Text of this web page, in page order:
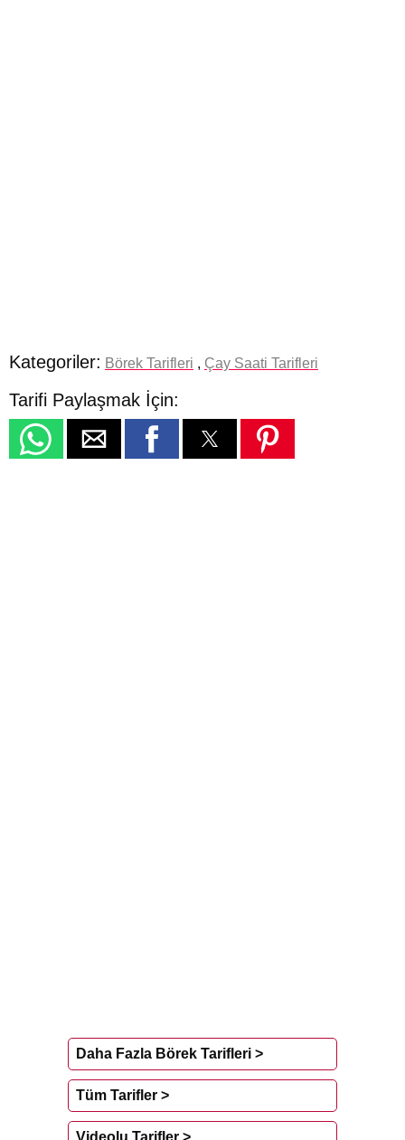
Kategoriler: Börek Tarifleri , Çay Saati Tarifleri
Tarifi Paylaşmak İçin:
Daha Fazla Börek Tarifleri >
Tüm Tarifler >
Videolu Tarifler >